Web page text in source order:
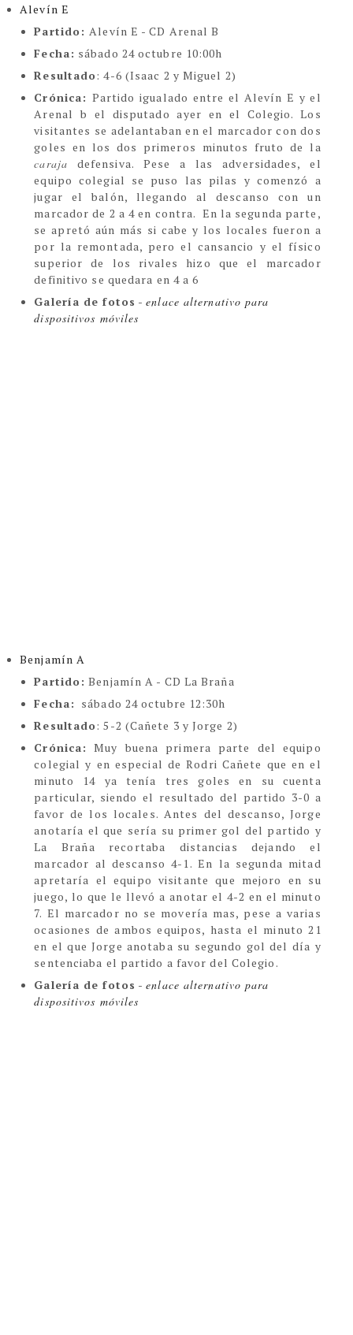
Alevín E
Partido:Alevín E - CD Arenal B
Fecha: sábado 24 octubre 10:00h
Resultado: 4-6 (Isaac 2 y Miguel 2)
Crónica: Partido igualado entre el Alevín E y el
Arenal b el disputado ayer en el Colegio. Los
visitantes se adelantaban en el marcador con dos
goles en los dos primeros minutos fruto de la
caraja defensiva. Pese a las adversidades, el
equipo colegial se puso las pilas y comenzó a
jugar el balón, llegando al descanso con un
marcador de 2 a 4 en contra. En la segunda parte,
se apretó aún más si cabe y los locales fueron a
por la remontada, pero el cansancio y el físico
superior de los rivales hizo que el marcador
definitivo se quedara en 4 a 6
Galería de fotos -enlace alternativo para
dispositivos móviles
Benjamín A
Partido: Benjamín A - CD La Braña
Fecha: sábado 24 octubre 12:30h
Resultado: 5-2 (Cañete 3 y Jorge 2)
Crónica: Muy buena primera parte del equipo
colegial y en especial de Rodri Cañete que en el
minuto 14 ya tenía tres goles en su cuenta
particular, siendo el resultado del partido 3-0 a
favor de los locales. Antes del descanso, Jorge
anotaría el que sería su primer gol del partido y
La Braña recortaba distancias dejando el
marcador al descanso 4-1. En la segunda mitad
apretaría el equipo visitante que mejoro en su
juego, lo que le llevó a anotar el 4-2 en el minuto
7. El marcador no se movería mas, pese a varias
ocasiones de ambos equipos, hasta el minuto 21
en el que Jorge anotaba su segundo gol del día y
sentenciaba el partido a favor del Colegio.
Galería de fotos -enlace alternativo para
dispositivos móviles